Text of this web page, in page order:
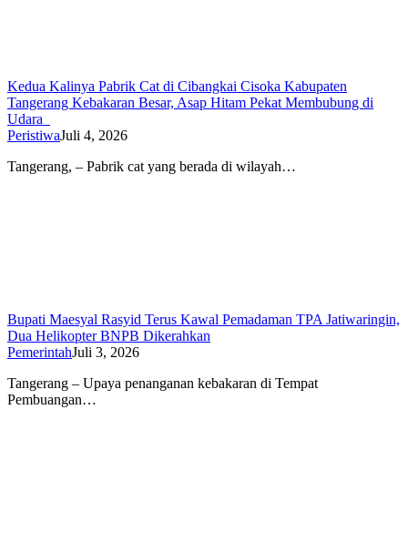
Kedua Kalinya Pabrik Cat di Cibangkai Cisoka Kabupaten
Tangerang Kebakaran Besar, Asap Hitam Pekat Membubung di
Udara
PeristiwaJuli 4, 2026
Tangerang, – Pabrik cat yang berada di wilayah…
Bupati Maesyal Rasyid Terus Kawal Pemadaman TPA Jatiwaringin,
Dua Helikopter BNPB Dikerahkan
PemerintahJuli 3, 2026
Tangerang – Upaya penanganan kebakaran di Tempat
Pembuangan…